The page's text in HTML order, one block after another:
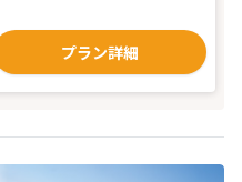
プラン詳細